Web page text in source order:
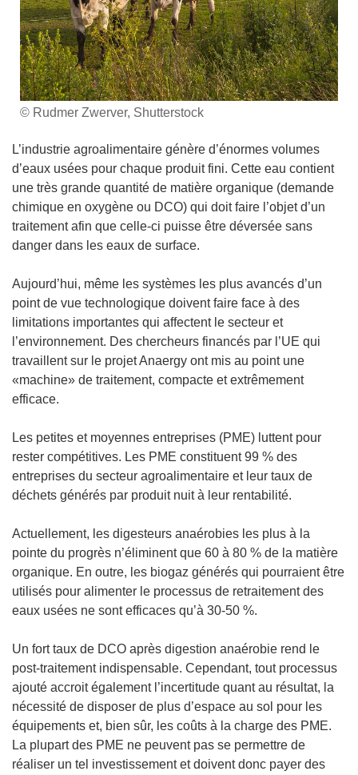
© Rudmer Zwerver, Shutterstock
L’industrie agroalimentaire génère d’énormes volumes
d’eaux usées pour chaque produit fini. Cette eau contient
une très grande quantité de matière organique (demande
chimique en oxygène ou DCO) qui doit faire l’objet d’un
traitement afin que celle-ci puisse être déversée sans
danger dans les eaux de surface.
Aujourd’hui, même les systèmes les plus avancés d’un
point de vue technologique doivent faire face à des
limitations importantes qui affectent le secteur et
l’environnement. Des chercheurs financés par l’UE qui
travaillent sur le projet Anaergy ont mis au point une
«machine» de traitement, compacte et extrêmement
efficace.
Les petites et moyennes entreprises (PME) luttent pour
rester compétitives. Les PME constituent 99 % des
entreprises du secteur agroalimentaire et leur taux de
déchets générés par produit nuit à leur rentabilité.
Actuellement, les digesteurs anaérobies les plus à la
pointe du progrès n’éliminent que 60 à 80 % de la matière
organique. En outre, les biogaz générés qui pourraient être
utilisés pour alimenter le processus de retraitement des
eaux usées ne sont efficaces qu’à 30-50 %.
Un fort taux de DCO après digestion anaérobie rend le
post-traitement indispensable. Cependant, tout processus
ajouté accroit également l’incertitude quant au résultat, la
nécessité de disposer de plus d’espace au sol pour les
équipements et, bien sûr, les coûts à la charge des PME.
La plupart des PME ne peuvent pas se permettre de
réaliser un tel investissement et doivent donc payer des